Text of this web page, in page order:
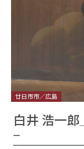
廿日市市／広島
白井 浩一郎
ー